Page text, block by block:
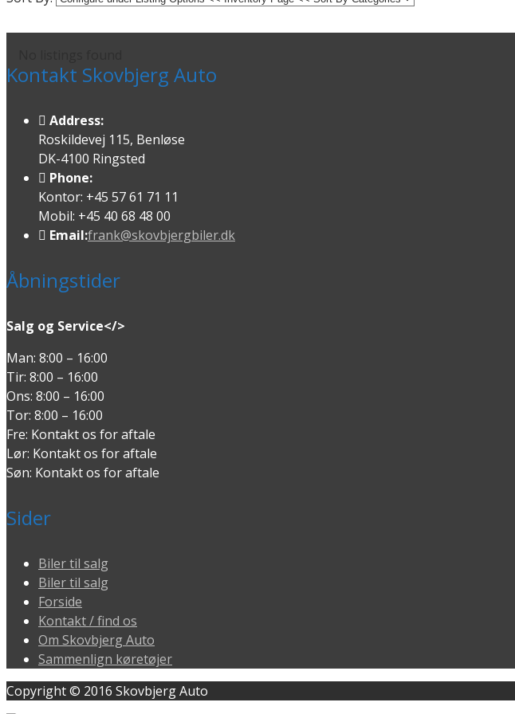
Kontakt Skovbjerg Auto
Address:
Roskildevej 115, Benløse
DK-4100 Ringsted
Phone:
Kontor: +45 57 61 71 11
Mobil: +45 40 68 48 00
Email:frank@skovbjergbiler.dk
Åbningstider
Salg og Service</>
Man: 8:00 – 16:00
Tir: 8:00 – 16:00
Ons: 8:00 – 16:00
Tor: 8:00 – 16:00
Fre: Kontakt os for aftale
Lør: Kontakt os for aftale
Søn: Kontakt os for aftale
Sider
Biler til salg
Biler til salg
Forside
Kontakt / find os
Om Skovbjerg Auto
Sammenlign køretøjer
Copyright © 2016 Skovbjerg Auto